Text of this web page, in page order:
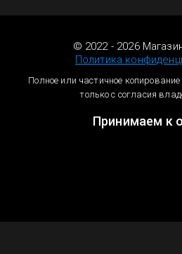
© 2022 - 2026
Политика
Полное или частичное
только с согласия
Принимаем к